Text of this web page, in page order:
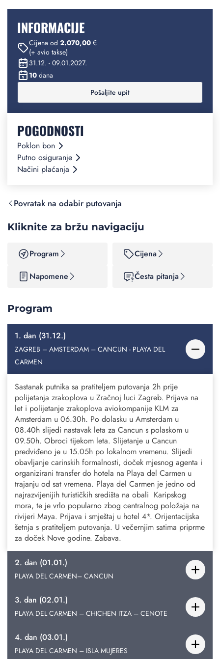
INFORMACIJE
Cijena od 2.070,00 €
(+ avio takse)
31.12. - 09.01.2027.
10 dana
Pošaljite upit
POGODNOSTI
Poklon bon
Putno osiguranje
Načini plaćanja
Povratak na odabir putovanja
Kliknite za bržu navigaciju
Program
Cijena
Napomene
Česta pitanja
Program
1. dan (31.12.)
ZAGREB – AMSTERDAM – CANCUN - PLAYA DEL
CARMEN
Sastanak putnika sa pratiteljem putovanja 2h prije
polijetanja zrakoplova u Zračnoj luci Zagreb. Prijava na
let i polijetanje zrakoplova aviokompanije KLM za
Amsterdam u 06.30h. Po dolasku u Amsterdam u
08.40h slijedi nastavak leta za Cancun s polaskom u
09.50h. Obroci tijekom leta. Slijetanje u Cancun
predviđeno je u 15.05h po lokalnom vremenu. Slijedi
obavljanje carinskih formalnosti, doček mjesnog agenta i
organizirani transfer do hotela na Playa del Carmen u
trajanju od sat vremena. Playa del Carmen je jedno od
najrazvijenijih turističkih središta na obali Karipskog
mora, te je vrlo popularno zbog centralnog položaja na
rivijeri Maya. Prijava i smještaj u hotel 4*. Orijentacijska
šetnja s pratiteljem putovanja. U večernjim satima priprme
za doček Nove godine. Zabava.
2. dan (01.01.)
PLAYA DEL CARMEN– CANCUN
3. dan (02.01.)
PLAYA DEL CARMEN – CHICHEN ITZA – CENOTE
4. dan (03.01.)
PLAYA DEL CARMEN – ISLA MUJERES